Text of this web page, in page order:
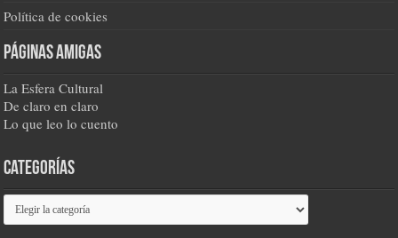
Política de cookies
Páginas amigas
La Esfera Cultural
De claro en claro
Lo que leo lo cuento
Categorías
Categorías